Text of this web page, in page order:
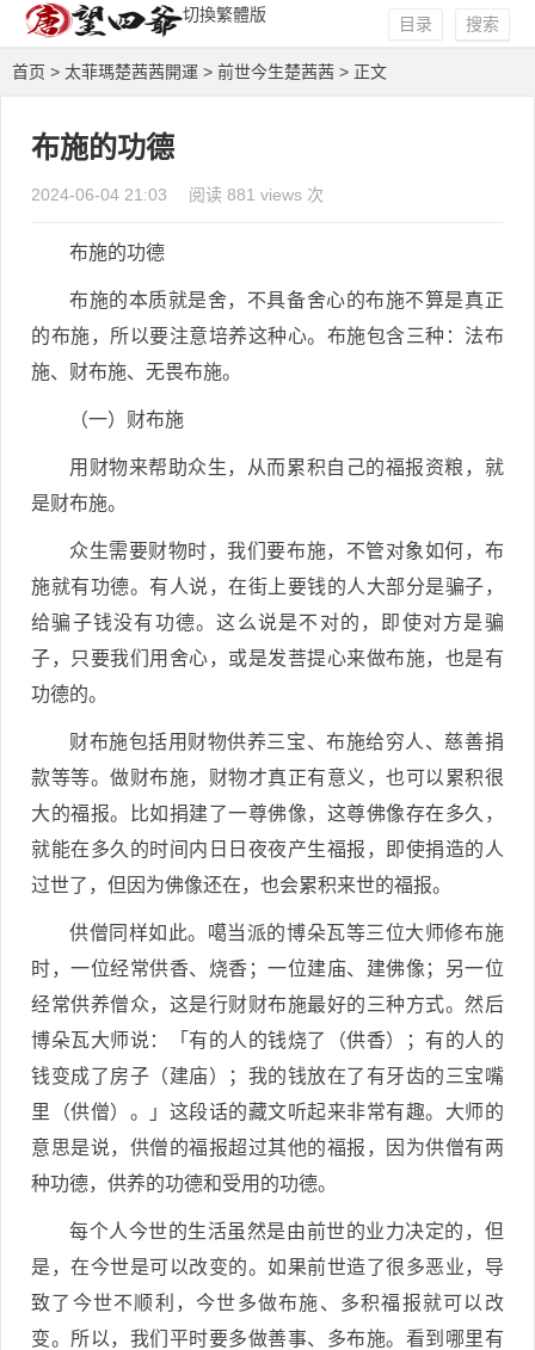
切換繁體版 搜索
目录
首页 > 太菲瑪楚茜茜開運 > 前世今生楚茜茜 > 正文
布施的功德
2024-06-04 21:03 阅读 881 views 次
布施的功德
布施的本质就是舍，不具备舍心的布施不算是真正
的布施，所以要注意培养这种心。布施包含三种：法布
施、财布施、无畏布施。
（一）财布施
用财物来帮助众生，从而累积自己的福报资粮，就
是财布施。
众生需要财物时，我们要布施，不管对象如何，布
施就有功德。有人说，在街上要钱的人大部分是骗子，
给骗子钱没有功德。这么说是不对的，即使对方是骗
子，只要我们用舍心，或是发菩提心来做布施，也是有
功德的。
财布施包括用财物供养三宝、布施给穷人、慈善捐
款等等。做财布施，财物才真正有意义，也可以累积很
大的福报。比如捐建了一尊佛像，这尊佛像存在多久，
就能在多久的时间内日日夜夜产生福报，即使捐造的人
过世了，但因为佛像还在，也会累积来世的福报。
供僧同样如此。噶当派的博朵瓦等三位大师修布施
时，一位经常供香、烧香；一位建庙、建佛像；另一位
经常供养僧众，这是行财财布施最好的三种方式。然后
博朵瓦大师说：「有的人的钱烧了（供香）；有的人的
钱变成了房子（建庙）；我的钱放在了有牙齿的三宝嘴
里（供僧）。」这段话的藏文听起来非常有趣。大师的
意思是说，供僧的福报超过其他的福报，因为供僧有两
种功德，供养的功德和受用的功德。
每个人今世的生活虽然是由前世的业力决定的，但
是，在今世是可以改变的。如果前世造了很多恶业，导
致了今世不顺利，今世多做布施、多积福报就可以改
变。所以，我们平时要多做善事、多布施。看到哪里有